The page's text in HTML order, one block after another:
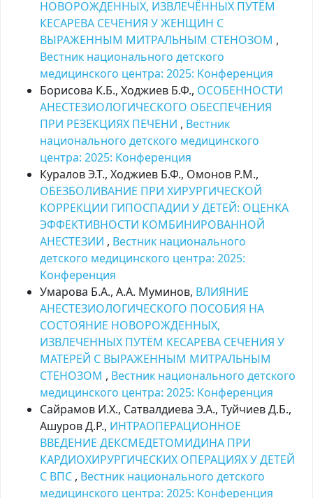
НОВОРОЖДЕННЫХ, ИЗВЛЕЧЁННЫХ ПУТЁМ
КЕСАРЕВА СЕЧЕНИЯ У ЖЕНЩИН С
ВЫРАЖЕННЫМ МИТРАЛЬНЫМ СТЕНОЗОМ ,
Вестник национального детского
медицинского центра: 2025: Kонференция
Борисова К.Б., Ходжиев Б.Ф., ОСОБЕННОСТИ
АНЕСТЕЗИОЛОГИЧЕСКОГО ОБЕСПЕЧЕНИЯ
ПРИ РЕЗЕКЦИЯХ ПЕЧЕНИ , Вестник
национального детского медицинского
центра: 2025: Kонференция
Куралов Э.Т., Ходжиев Б.Ф., Омонов Р.М.,
ОБЕЗБОЛИВАНИЕ ПРИ ХИРУРГИЧЕСКОЙ
КОРРЕКЦИИ ГИПОСПАДИИ У ДЕТЕЙ: ОЦЕНКА
ЭФФЕКТИВНОСТИ КОМБИНИРОВАННОЙ
АНЕСТЕЗИИ , Вестник национального
детского медицинского центра: 2025:
Kонференция
Умарова Б.А., А.А. Муминов, ВЛИЯНИЕ
АНЕСТЕЗИОЛОГИЧЕСКОГО ПОСОБИЯ НА
СОСТОЯНИЕ НОВОРОЖДЕННЫХ,
ИЗВЛЕЧЕННЫХ ПУТЁМ КЕСАРЕВА СЕЧЕНИЯ У
МАТЕРЕЙ С ВЫРАЖЕННЫМ МИТРАЛЬНЫМ
СТЕНОЗОМ , Вестник национального детского
медицинского центра: 2025: Kонференция
Сайрамов И.Х., Сатвалдиева Э.А., Туйчиев Д.Б.,
Ашуров Д.Р., ИНТРАОПЕРАЦИОННОЕ
ВВЕДЕНИЕ ДЕКСМЕДЕТОМИДИНА ПРИ
КАРДИОХИРУРГИЧЕСКИХ ОПЕРАЦИЯХ У ДЕТЕЙ
С ВПС , Вестник национального детского
медицинского центра: 2025: Kонференция